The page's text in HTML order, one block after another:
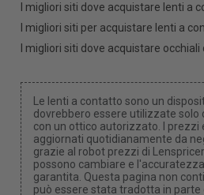
I migliori siti dove acquistare lenti a
I migliori siti per acquistare lenti a
I migliori siti dove acquistare
Le lenti a contatto sono un
dovrebbero essere utilizzate solo
con un ottico autorizzato. I prezzi
aggiornati quotidianamente da
grazie al robot prezzi di
possono cambiare e
garantita. Questa pagina non
può essere stata tradotta in parte